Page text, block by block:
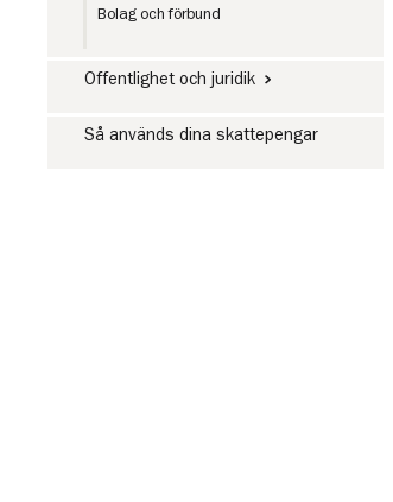
Bolag och förbund
Offentlighet och juridik
Så används dina skattepengar